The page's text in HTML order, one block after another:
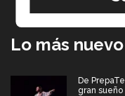
Lo más nuevo
De
gran sueño